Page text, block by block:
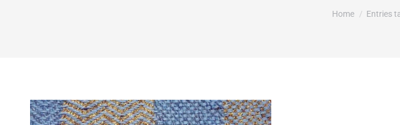
You are here:
Home Entries